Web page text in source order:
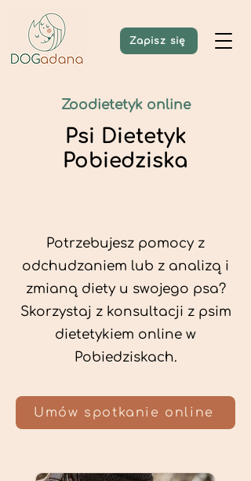
Zapisz się
Zoodietetyk online
Psi Dietetyk
Pobiedziska
Potrzebujesz pomocy z
odchudzaniem lub z analizą i
zmianą diety u swojego psa?
Skorzystaj z konsultacji z psim
dietetykiem online w
Pobiedziskach.
Umów spotkanie online